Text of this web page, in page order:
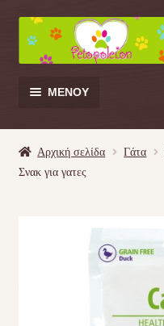
Απευθείας
μετάβαση
στην
πλοήγηση
Μετάβαση
σε
περιεχόμενο
ΜΕΝΟΎ
Αρχική σελίδα Γάτα
Σνακ για γατες